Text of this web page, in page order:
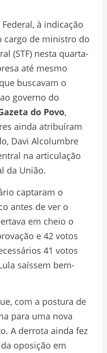
à indicação
cargo de ministro do
(STF) nesta quarta-
até mesmo
buscavam o
governo do
do Povo,
ainda atribuíram
Davi Alcolumbre
na articulação
da União.
captaram o
antes de ver o
em cheio o
e 42 votos
41 votos
saíssem bem-
com a postura de
para uma nova
A derrota ainda fez
oposição em